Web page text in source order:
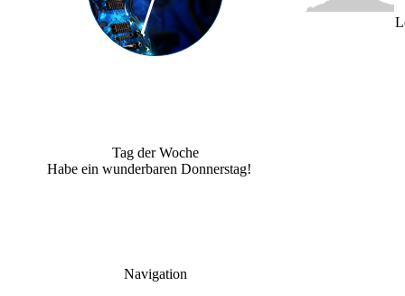
Tag der Woche
Habe ein wunderbaren Donnerstag!
Navigation